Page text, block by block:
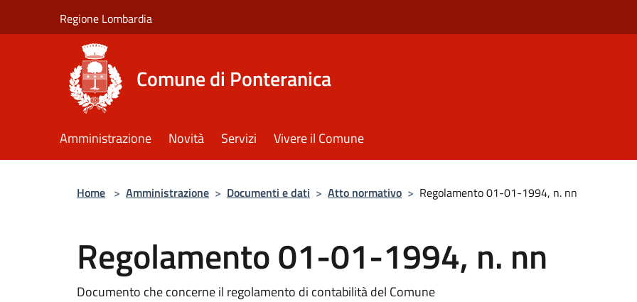
Regione Lombardia
Comune di Ponteranica
Amministrazione Novità Servizi Vivere il Comune
Home > Amministrazione > Documenti e dati > Atto normativo > Regolamento 01-01-1994, n. nn
Regolamento 01-01-1994, n. nn
Documento che concerne il regolamento di contabilità del Comune